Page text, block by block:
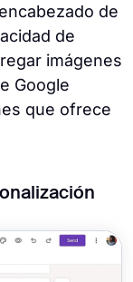
de
de
imágenes
Google
que ofrece